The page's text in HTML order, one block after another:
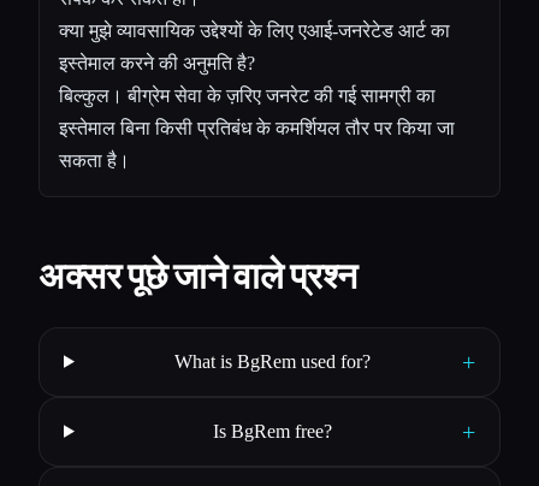
क्या मुझे व्यावसायिक उद्देश्यों के लिए एआई-जनरेटेड आर्ट का
इस्तेमाल करने की अनुमति है?
बिल्कुल। बीग्रेम सेवा के ज़रिए जनरेट की गई सामग्री का
इस्तेमाल बिना किसी प्रतिबंध के कमर्शियल तौर पर किया जा
सकता है।
अक्सर पूछे जाने वाले प्रश्न
What is BgRem used for? +
Is BgRem free? +